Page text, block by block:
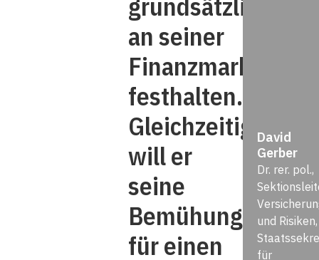
an seiner
Finanzmarktpolitik
festhalten.
Gleichzeitig
will er
seine
Bemühungen
für einen
David
Gerber
Dr. rer. pol.,
und Risiken,
für